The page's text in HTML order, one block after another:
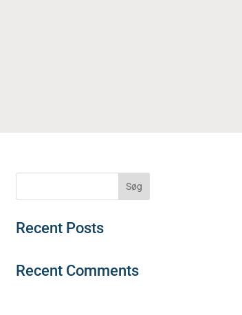
Søg
Recent Posts
Recent Comments